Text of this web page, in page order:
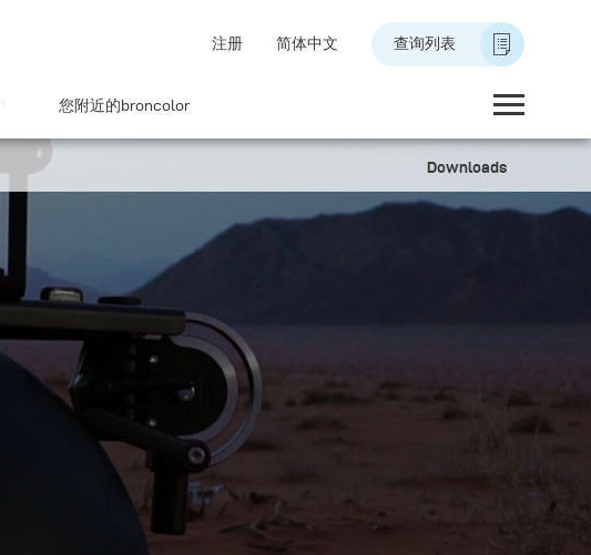
注册 简体中文 查询列表
您附近的broncolor
Downloads